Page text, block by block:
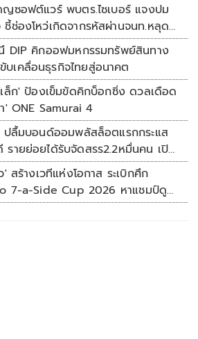
ญซอฟต์แวร์ พบตร.ไซเบอร์ แจงปม
ช่องโหว่เกิดจากรหัสผ่านจนท.หลุด
กระบบ
DIP คิกออฟมหกรรมทรัพย์สินทาง
เคลื่อนธุรกิจไทยสู่อนาคต
ล็ก' ป้องเข็มขัดคิกบ็อกซิ่ง ดวลเดือด
' ONE Samurai 4
ปลื้มบอนด์ออมพลัสล็อตแรกกระแส
รายย่อยได้รับจัดสรร2.2หมื่นคน เปิด
หม่ก.ย.นี้
' สร้างเวทีแห่งโอกาส ระเบิกศึก
7-a-Side Cup 2026 หาแชมป์ดู
บลีย์